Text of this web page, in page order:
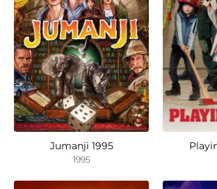
Jumanji 1995
1995